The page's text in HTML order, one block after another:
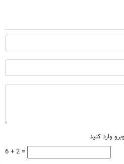
وارد کنید
6 + 2 =